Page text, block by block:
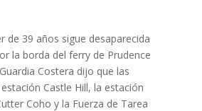
de 39 años sigue desaparecida
la borda del ferry de Prudence
Costera dijo que las
Castle Hill, la estación
Coho y la Fuerza de Tarea